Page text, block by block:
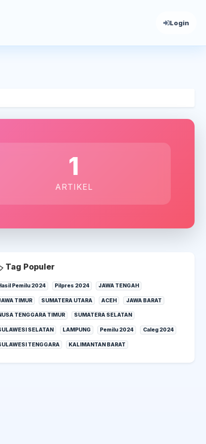
Login
1
ARTIKEL
Tag Populer
Pemilu 2024 Pilpres 2024 JAWA TENGAH
TIMUR SUMATERA UTARA ACEH JAWA BARAT
TENGGARA TIMUR SUMATERA SELATAN
SELATAN LAMPUNG Pemilu 2024 Caleg 2024
TENGGARA KALIMANTAN BARAT